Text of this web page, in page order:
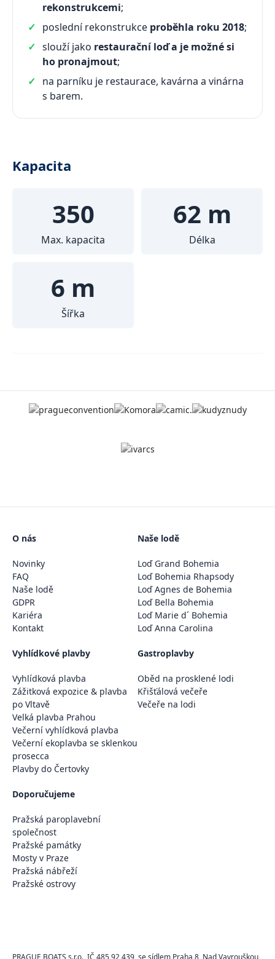
rekonstrukcemi;
poslední rekonstrukce proběhla roku 2018;
slouží jako restaurační loď a je možné si
ho pronajmout;
na parníku je restaurace, kavárna a vinárna
s barem.
Kapacita
350
Max. kapacita
62 m
Délka
6 m
Šířka
O nás
Novinky
FAQ
Naše lodě
GDPR
Kariéra
Kontakt
Naše lodě
Loď Grand Bohemia
Loď Bohemia Rhapsody
Loď Agnes de Bohemia
Loď Bella Bohemia
Loď Marie d´ Bohemia
Loď Anna Carolina
Vyhlídkové plavby
Vyhlídková plavba
Zážitková expozice & plavba
po Vltavě
Velká plavba Prahou
Večerní vyhlídková plavba
Večerní ekoplavba se sklenkou
prosecca
Plavby do Čertovky
Gastroplavby
Oběd na prosklené lodi
Křišťálová večeře
Večeře na lodi
Doporučujeme
Pražská paroplavební
společnost
Pražské památky
Mosty v Praze
Pražská nábřeží
Pražské ostrovy
PRAGUE BOATS s.r.o., IČ 485 92 439, se sídlem Praha 8, Nad Vavrouškou